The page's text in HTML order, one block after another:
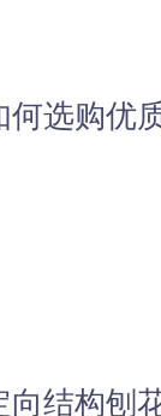
选购优
结构刨